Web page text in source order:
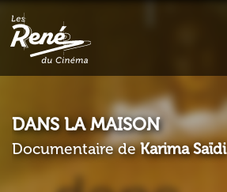
DANS LA MAISON
Documentaire deKarima Saïdi